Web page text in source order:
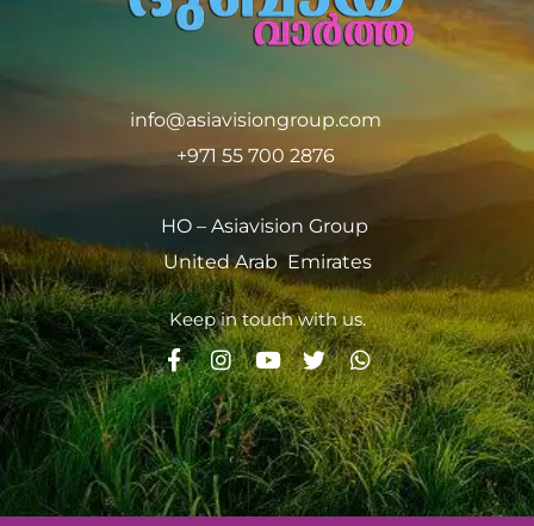
info@asiavisiongroup.com
+971 55 700 2876
HO – Asiavision Group
United Arab Emirates
Keep in touch with us.